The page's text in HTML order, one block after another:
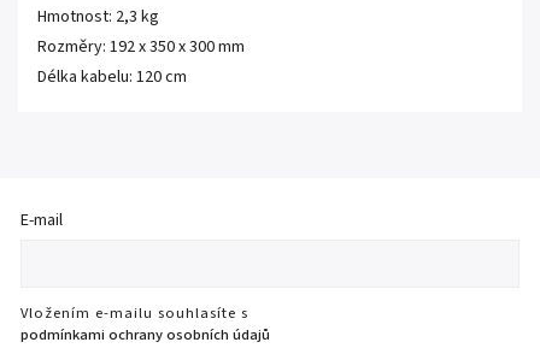
Hmotnost: 2,3 kg
Rozměry: 192 x 350 x 300 mm
Délka kabelu: 120 cm
E-mail
Vložením e-mailu souhlasíte s
podmínkami ochrany osobních údajů